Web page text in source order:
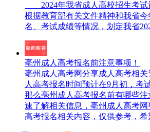
2024年我省成人高校招生考试
根据教育部有关文件精神和我省
名、考试成绩等情况，划定我省
亳州成人高考报名前注意事项！
亳州成人高考网分享成人高考相关
人高考报名时间预计在9月初，考
那么亳州成人高考报名前有哪些
速了解相关信息，亳州成人高考网
高考报名相关内容，仅供参考，